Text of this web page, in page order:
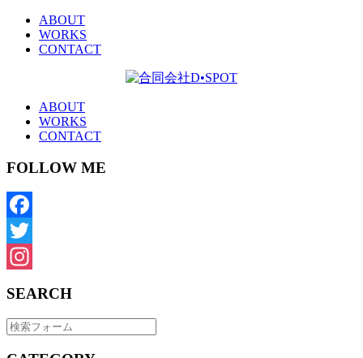
ABOUT
WORKS
CONTACT
ABOUT
WORKS
CONTACT
FOLLOW ME
Facebook
Twitter
SEARCH